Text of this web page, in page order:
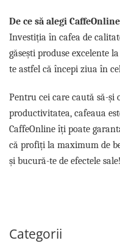
De ce să alegi
Investiția în cafea de
găsești produse excelente
te astfel că începi ziua în
Pentru cei care caută să-și
productivitatea, cafeaua
CaffeOnline îți poate
că profiți la maximum de
și bucură-te de efectele sale!
Categorii